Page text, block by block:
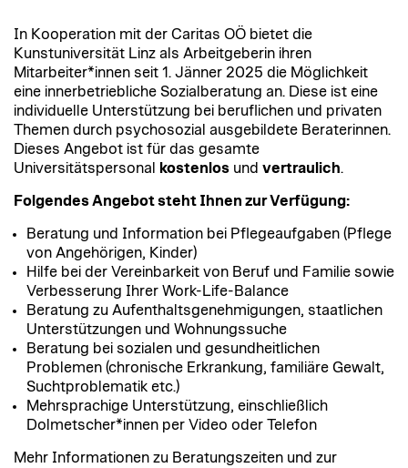
In Kooperation mit der Caritas OÖ bietet die
Kunstuniversität Linz als Arbeitgeberin ihren
Mitarbeiter*innen seit 1. Jänner 2025 die Möglichkeit
eine innerbetriebliche Sozialberatung an. Diese ist eine
individuelle Unterstützung bei beruflichen und privaten
Themen durch psychosozial ausgebildete Beraterinnen.
Dieses Angebot ist für das gesamte
Universitätspersonal
kostenlos und vertraulich.
Folgendes Angebot steht Ihnen zur Verfügung:
Beratung und Information bei Pflegeaufgaben (Pflege
von Angehörigen, Kinder)
Hilfe bei der Vereinbarkeit von Beruf und Familie sowie
Verbesserung Ihrer Work-Life-Balance
Beratung zu Aufenthaltsgenehmigungen, staatlichen
Unterstützungen und Wohnungssuche
Beratung bei sozialen und gesundheitlichen
Problemen (chronische Erkrankung, familiäre Gewalt,
Suchtproblematik etc.)
Mehrsprachige Unterstützung, einschließlich
Dolmetscher*innen per Video oder Telefon
Mehr Informationen zu Beratungszeiten und zur